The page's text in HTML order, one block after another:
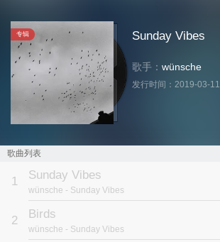
专辑 Sunday Vibes
歌手： wünsche
发行时间： 2019-03-11
歌曲列表
1 Sunday Vibes
wünsche - Sunday Vibes
2 Birds
wünsche - Sunday Vibes